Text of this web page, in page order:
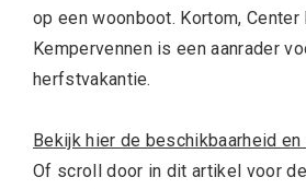
op een woonboot. Kortom, Center
Kempervennen is een aanrader
herfstvakantie.
Bekijk hier de beschikbaarheid en
Of scroll door in dit artikel voor